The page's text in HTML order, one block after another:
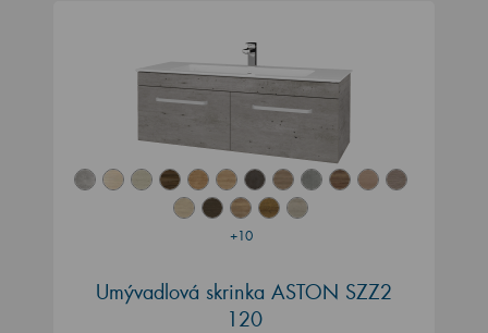
+10
Umývadlová skrinka ASTON SZZ2
120